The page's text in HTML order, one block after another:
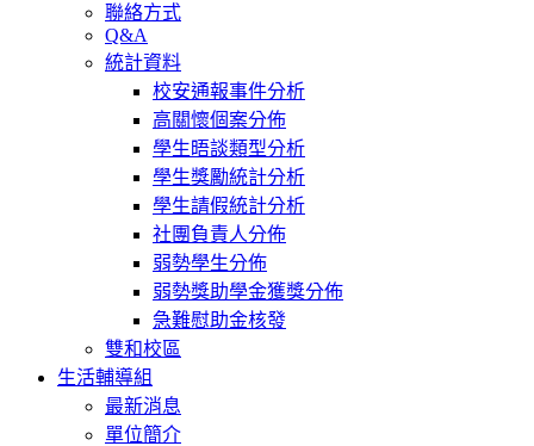
聯絡方式
Q&A
統計資料
校安通報事件分析
高關懷個案分佈
學生晤談類型分析
學生獎勵統計分析
學生請假統計分析
社團負責人分佈
弱勢學生分佈
弱勢獎助學金獲獎分佈
急難慰助金核發
雙和校區
生活輔導組
最新消息
單位簡介